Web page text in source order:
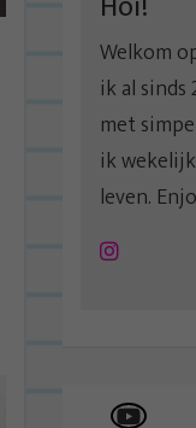
Welkom
ik al sinds
met
ik
leven.
Instagram